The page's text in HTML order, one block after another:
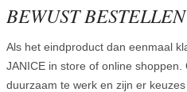
BEWUST BESTELLEN
Als het eindproduct dan eenmaal
JANICE in store of online
duurzaam te werk en zijn er